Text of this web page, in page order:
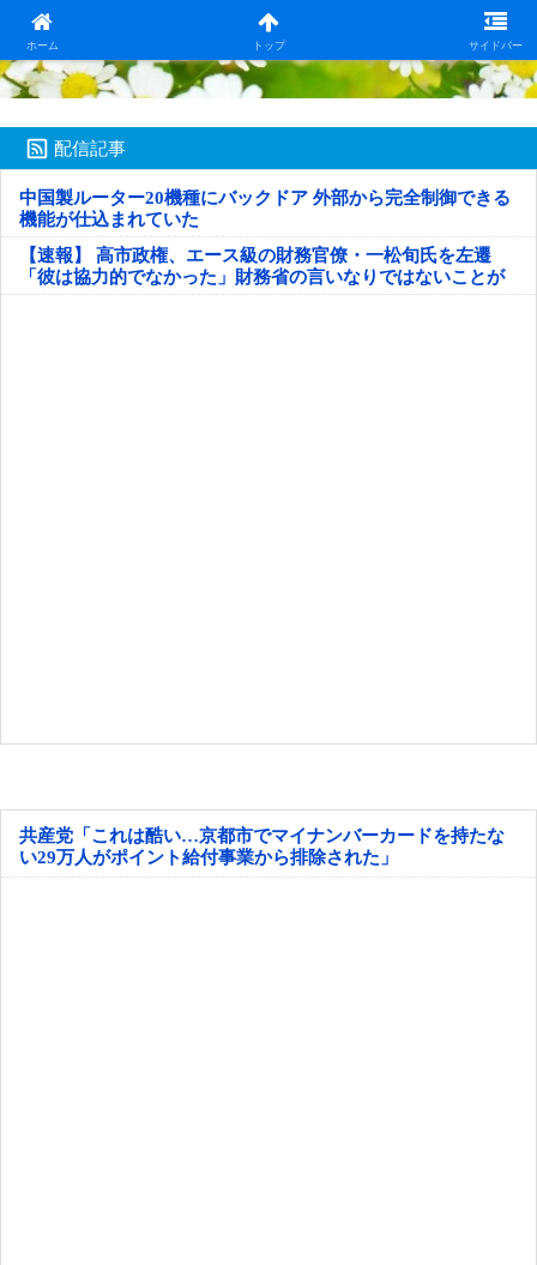
ホーム トップ サイドバー
日本第一！ニュース録
配信記事
中国製ルーター20機種にバックドア 外部から完全制御できる
機能が仕込まれていた
【速報】 高市政権、エース級の財務官僚・一松旬氏を左遷
「彼は協力的でなかった」財務省の言いなりではないことが
判明
共産党「これは酷い…京都市でマイナンバーカードを持たな
い29万人がポイント給付事業から排除された」